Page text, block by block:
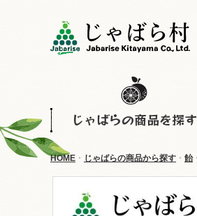
じゃばらの商品を探す
HOME じゃばらの商品から探す 飴